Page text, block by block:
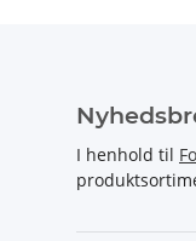
I henhold til